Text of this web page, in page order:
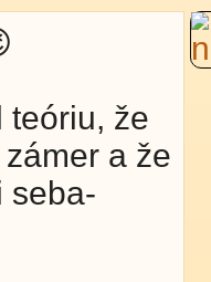
teóriu, že
a že
seba-